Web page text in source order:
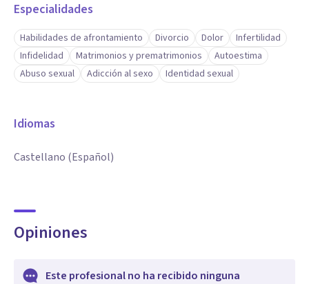
Especialidades
Habilidades de afrontamiento Divorcio Dolor
Infertilidad
Infidelidad
Matrimonios y prematrimonios
Autoestima
Abuso sexual
Adicción al sexo Identidad sexual
Idiomas
Castellano (Español)
Opiniones
Este profesional no ha recibido ninguna